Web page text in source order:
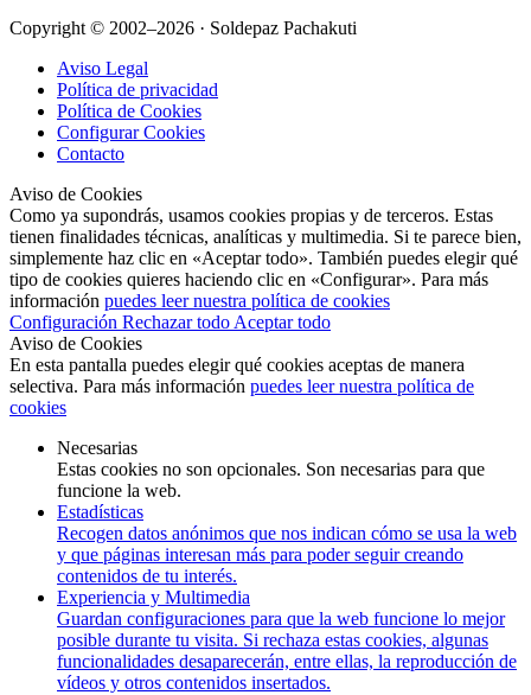
Copyright © 2002–2026 · Soldepaz Pachakuti
Aviso Legal
Política de privacidad
Política de Cookies
Configurar Cookies
Contacto
Aviso de Cookies
Como ya supondrás, usamos cookies propias y de terceros. Estas
tienen finalidades técnicas, analíticas y multimedia. Si te parece bien,
simplemente haz clic en «Aceptar todo». También puedes elegir qué
tipo de cookies quieres haciendo clic en «Configurar». Para más
información puedes leer nuestra política de cookies
Configuración Rechazar todo Aceptar todo
Aviso de Cookies
En esta pantalla puedes elegir qué cookies aceptas de manera
selectiva. Para más información puedes leer nuestra política de
cookies
Necesarias
Estas cookies no son opcionales. Son necesarias para que
funcione la web.
Estadísticas
Recogen datos anónimos que nos indican cómo se usa la web
y que páginas interesan más para poder seguir creando
contenidos de tu interés.
Experiencia y Multimedia
Guardan configuraciones para que la web funcione lo mejor
posible durante tu visita. Si rechaza estas cookies, algunas
funcionalidades desaparecerán, entre ellas, la reproducción de
vídeos y otros contenidos insertados.